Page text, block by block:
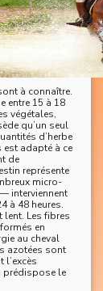
à connaître.
entre 15 à 18
végétales,
qu’un seul
d’herbe
adapté à ce
de
représente
micro-
interviennent
à 48 heures.
lent. Les fibres
en
au cheval
azotées sont
prédispose le